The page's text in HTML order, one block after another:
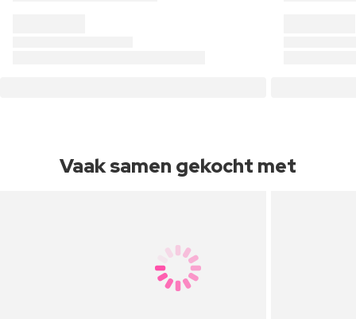
Vaak samen gekocht met